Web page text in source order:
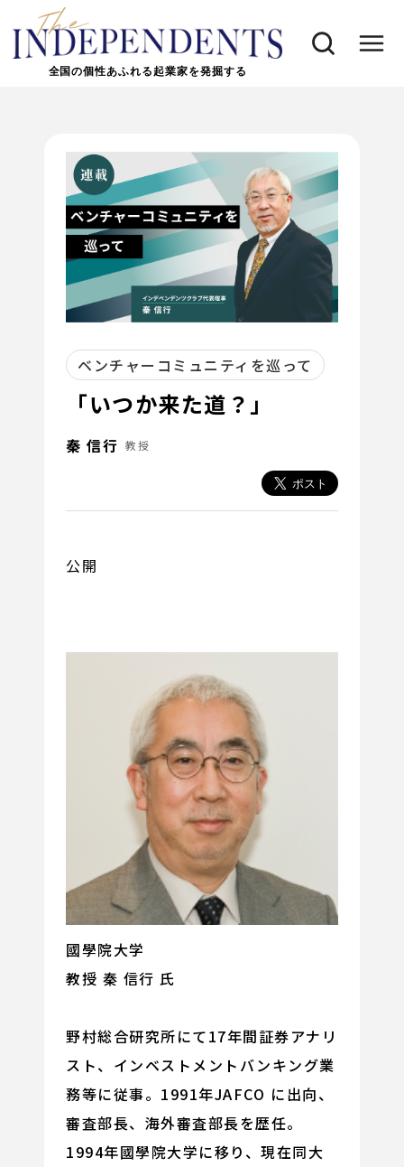
全国の個性あふれる起業家を発掘する
ベンチャーコミュニティを巡って
「いつか来た道？」
秦 信行 教授
公開
國學院大学
教授 秦 信行 氏
野村総合研究所にて17年間証券アナリ
スト、インベストメントバンキング業
務等に従事。1991年JAFCO に出向、
審査部長、海外審査部長を歴任。
1994年國學院大学に移り、現在同大